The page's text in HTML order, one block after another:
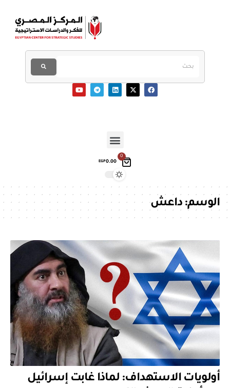
0
EGP0.00
الوسم:داعش
أولويات الاستهداف: لماذا غابت إسرائيل